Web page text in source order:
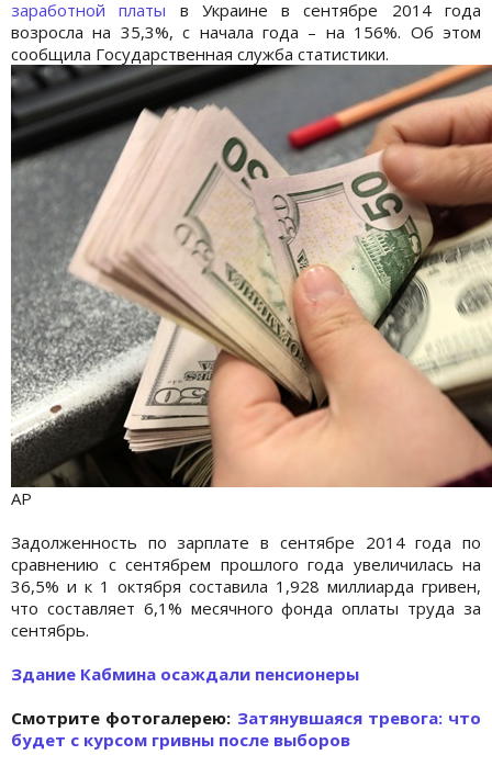
заработной платы в Украине в сентябре 2014 года
возросла на 35,3%, с начала года – на 156%. Об этом
сообщила Государственная служба статистики.
АР
Задолженность по зарплате в сентябре 2014 года по
сравнению с сентябрем прошлого года увеличилась на
36,5% и к 1 октября составила 1,928 миллиарда гривен,
что составляет 6,1% месячного фонда оплаты труда за
сентябрь.
Здание Кабмина осаждали пенсионеры
Cмотрите фотогалерею: Затянувшаяся тревога: что
будет с курсом гривны после выборов